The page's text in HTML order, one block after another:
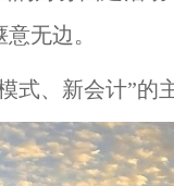
无边。
式、新会计”的